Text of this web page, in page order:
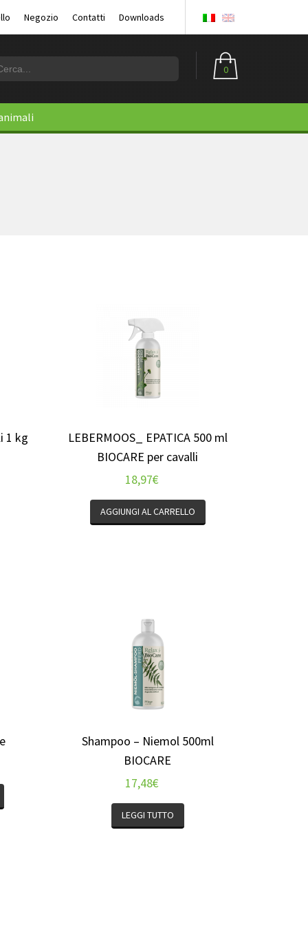
Negozio Contatti Downloads
0
1 kg
LEBERMOOS_ EPATICA 500 ml
BIOCARE per cavalli
18,97€
AGGIUNGI AL CARRELLO
Shampoo – Niemol 500ml
BIOCARE
17,48€
LEGGI TUTTO